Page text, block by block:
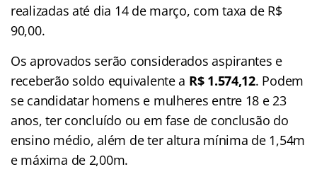
realizadas até dia 14 de março, com taxa de R$
90,00.
Os aprovados serão considerados aspirantes e
receberão soldo equivalente a R$ 1.574,12. Podem
se candidatar homens e mulheres entre 18 e 23
anos, ter concluído ou em fase de conclusão do
ensino médio, além de ter altura mínima de 1,54m
e máxima de 2,00m.